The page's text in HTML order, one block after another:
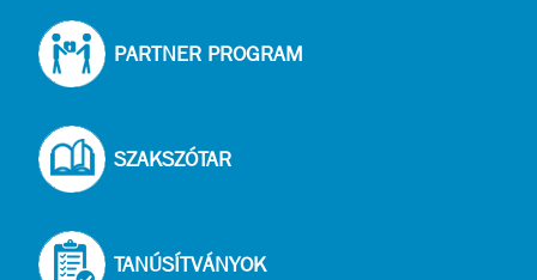
PARTNER PROGRAM
SZAKSZÓTAR
TANÚSÍTVÁNYOK